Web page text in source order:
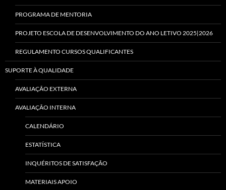
PROGRAMA DE MENTORIA
PROJETO ESCOLA DE DESENVOLVIMENTO DO ANO LETIVO 2025|2026
REGULAMENTO CURSOS QUALIFICANTES
SUPORTE À QUALIDADE
AVALIAÇÃO EXTERNA
AVALIAÇÃO INTERNA
CALENDÁRIO
ESTATÍSTICA
INQUÉRITOS DE SATISFAÇÃO
MATERIAIS APOIO